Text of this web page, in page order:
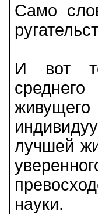
Само
И вот
живущего
лучшей
науки.